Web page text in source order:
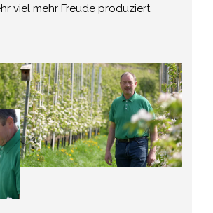
viel mehr Freude produziert